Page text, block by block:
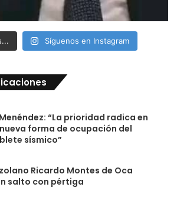
Síguenos en Instagram
“La prioridad radica en
forma de ocupación del
sísmico”
Ricardo Montes de Oca
salto con pértiga